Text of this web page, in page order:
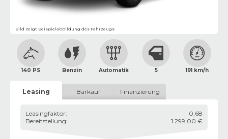
Bild zeigt Beispielabbildung des Fahrzeugs
140 PS Benzin Automatik 5 191 km/h
Leasing Barkauf Finanzierung
Leasingfaktor:
0,68
Bereitstellung: 1.299,00 €